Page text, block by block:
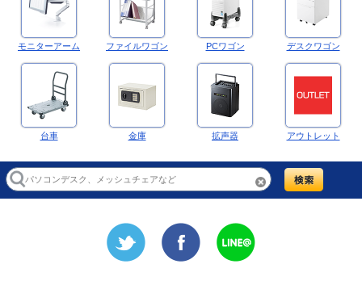
モニターアーム ファイルワゴン PCワゴン デスクワゴン
台車 金庫 拡声器 アウトレット